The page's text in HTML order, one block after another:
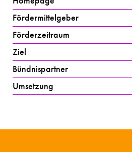
Fördermittelgeber
Förderzeitraum
Ziel
Bündnispartner
Umsetzung